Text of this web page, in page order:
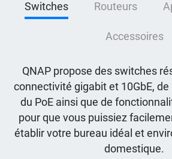
Switches Routeurs
Accessoires
QNAP propose des switches
connectivité gigabit et 10GbE,
du PoE ainsi que de
pour que vous puissiez
établir votre bureau idéal et
domestique.